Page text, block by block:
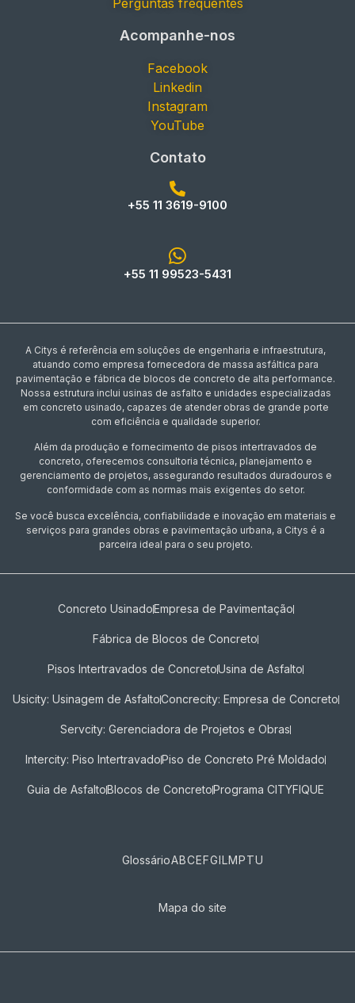
Perguntas frequentes
Acompanhe-nos
Facebook
Linkedin
Instagram
YouTube
Contato
+55 11 3619-9100
+55 11 99523-5431
A Citys é referência em soluções de engenharia e infraestrutura,
atuando como empresa fornecedora de massa asfáltica para
pavimentação e fábrica de blocos de concreto de alta performance.
Nossa estrutura inclui usinas de asfalto e unidades especializadas
em concreto usinado, capazes de atender obras de grande porte
com eficiência e qualidade superior.
Além da produção e fornecimento de pisos intertravados de
concreto, oferecemos consultoria técnica, planejamento e
gerenciamento de projetos, assegurando resultados duradouros e
conformidade com as normas mais exigentes do setor.
Se você busca excelência, confiabilidade e inovação em materiais e
serviços para grandes obras e pavimentação urbana, a Citys é a
parceira ideal para o seu projeto.
Concreto UsinadoEmpresa de Pavimentação
Fábrica de Blocos de Concreto
Pisos Intertravados de Concreto​Usina de Asfalto
Usicity: Usinagem de AsfaltoConcrecity: Empresa de Concreto
Servcity: Gerenciadora de Projetos e Obras
Intercity: Piso IntertravadoPiso de Concreto Pré Moldado
Guia de AsfaltoBlocos de ConcretoPrograma CITYFIQUE
GlossárioABCEFGILMPTU
Mapa do site